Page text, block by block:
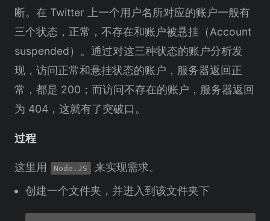
断。在 Twitter 上一个用户名所对应的账户一般有
三个状态，正常，不存在和账户被悬挂（Account
suspended）。通过对这三种状态的账户分析发
现，访问正常和悬挂状态的账户，服务器返回正
常，都是 200；而访问不存在的账户，服务器返回
为 404，这就有了突破口。
过程
这里用 Node.JS
来实现需求。
创建一个文件夹，并进入到该文件夹下